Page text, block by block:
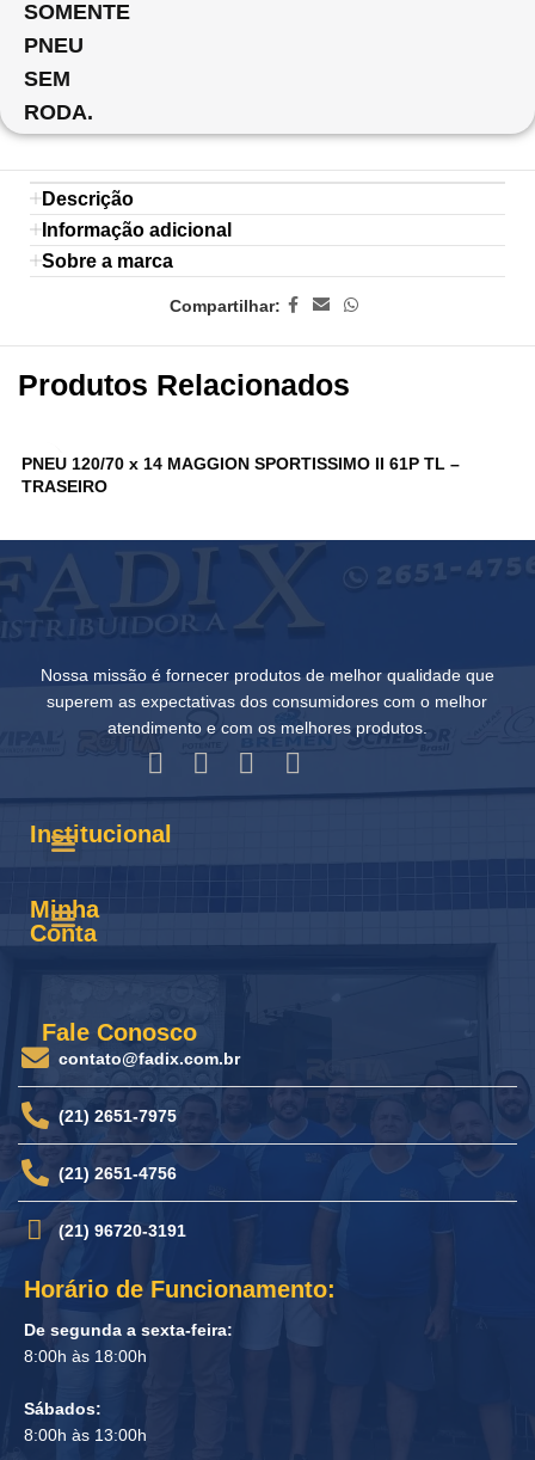
SOMENTE
PNEU
SEM
RODA.
Descrição
Informação adicional
Sobre a marca
Compartilhar:
Produtos Relacionados
PNEU 120/70 x 14 MAGGION SPORTISSIMO II 61P TL –
TRASEIRO
Nossa missão é fornecer produtos de melhor qualidade que
superem as expectativas dos consumidores com o melhor
atendimento e com os melhores produtos.
Institucional
Minha
Conta
Fale Conosco
contato@fadix.com.br
(21) 2651-7975
(21) 2651-4756
(21) 96720-3191
Horário de Funcionamento:
De segunda a sexta-feira:
8:00h às 18:00h
Sábados:
8:00h às 13:00h